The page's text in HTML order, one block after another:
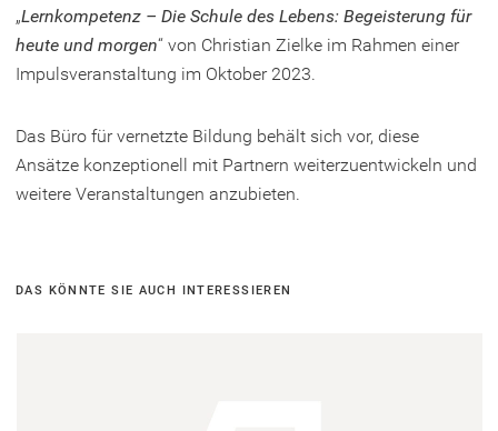
„Lernkompetenz – Die Schule des Lebens: Begeisterung für
heute und morgen“ von Christian Zielke im Rahmen einer
Impulsveranstaltung im Oktober 2023.
Das Büro für vernetzte Bildung behält sich vor, diese
Ansätze konzeptionell mit Partnern weiterzuentwickeln und
weitere Veranstaltungen anzubieten.
DAS KÖNNTE SIE AUCH INTERESSIEREN